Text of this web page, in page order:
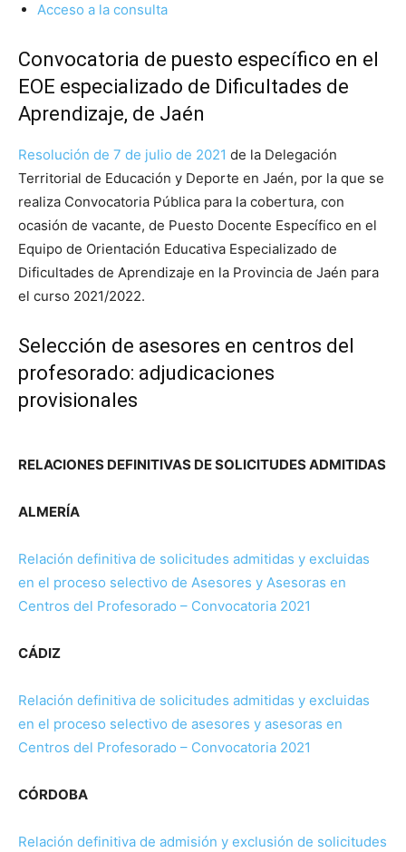
Acceso a la consulta
Convocatoria de puesto específico en el
EOE especializado de Dificultades de
Aprendizaje, de Jaén
Resolución de 7 de julio de 2021 de la Delegación
Territorial de Educación y Deporte en Jaén, por la que se
realiza Convocatoria Pública para la cobertura, con
ocasión de vacante, de Puesto Docente Específico en el
Equipo de Orientación Educativa Especializado de
Dificultades de Aprendizaje en la Provincia de Jaén para
el curso 2021/2022.
Selección de asesores en centros del
profesorado: adjudicaciones
provisionales
RELACIONES DEFINITIVAS DE SOLICITUDES ADMITIDAS
ALMERÍA
Relación definitiva de solicitudes admitidas y excluidas
en el proceso selectivo de Asesores y Asesoras en
Centros del Profesorado – Convocatoria 2021
CÁDIZ
Relación definitiva de solicitudes admitidas y excluidas
en el proceso selectivo de asesores y asesoras en
Centros del Profesorado – Convocatoria 2021
CÓRDOBA
Relación definitiva de admisión y exclusión de solicitudes